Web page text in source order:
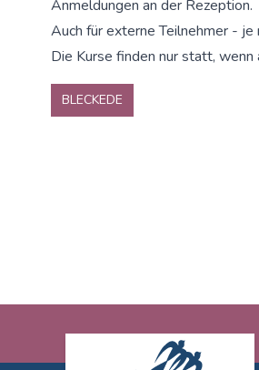
Anmeldungen an der Rezeption.
Auch für externe Teilnehmer - je
Die Kurse finden nur statt, wenn
BLECKEDE